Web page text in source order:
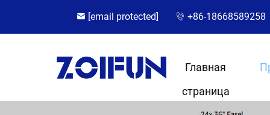
[email protected] +86-18668589258
Главная
страница